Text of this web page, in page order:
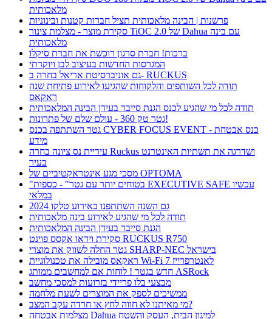
מלאכותית
פרשנות | הבינה מלאכותית תציל חברות קטנות ובינוניות
סקירת מוצר - מצלמת צינור TiOC 2.0 של Dahua עם בינה
מלאכותית
ברכות! חברת סרגון רוכשת את חברת סיקלו
המגרסות החדשות בעיצוב לבן ויוקרתי
גם אוניברסיטת אריאל בחרה ב- RUCKUS
תודה לכל השותפים והלקוחות שהגיעו לאירוע פתיחת שנה
ראקאס
תודה לכל מי שהגיע לכנס הגנת סייבר בעידן הבינה המלאכותית
גטר טק 360 - עולם שלם של פתרונות!
גטר השתתפה בכנס CYBER FOCUS EVENT - כנס אבטחת
מידע
עיריית נס ציונה בחרה Ruckus ושדרגה את תשתיות האינטרנט
בעיר
מסכי מגע אינטראקטיביים של OPTOMA
"בטוחים יותר עם גטר" - כספות EXECUTIVE SAFE עכשיו
במלאי
גם השנה השתתפנו באירוע טלקו 2024
תודה לכל מי שהגיע לאירוע בינה מלאכותית
הגנת סייבר בעידן הבינה המלאכותית
סקירת וידאו אקסס פוינט RUCKUS R750
גטר החלה לשווק את מוצרי SHARP-NEC בישראל
ראקאס מובילה את טכנולוגיית Wi-Fi 7 לאנטרפרייז
חדש בגטר ! לוחות אם למחשבים ממותג ASRock
מבצעי בלו פריידי בזרועות למסכי מחשב
ממשיכים לספק את המוצרים לשעת מלחמה
מי מאיתנו לא חווה לחץ או חרדה עקב המצב?
מצלמות אבטחה Dahua למיגון הבית, העסק והשטח